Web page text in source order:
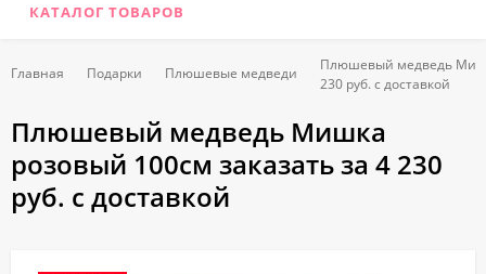
КАТАЛОГ ТОВАРОВ
Главная Подарки Плюшевые медведи
Плюшевый медведь
230 руб. с доставкой
Плюшевый медведь Мишка
розовый 100см заказать за 4 230
руб. с доставкой